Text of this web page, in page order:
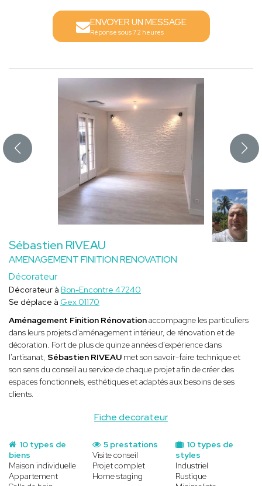
ENVOYER UN MESSAGE
Réponse sous 72 heures
Sébastien RIVEAU
AMENAGEMENT FINITION RENOVATION
Décorateur
Fiche decorateur
Décorateur à Bon-Encontre 47240
Se déplace à Gex 01170
Aménagement Finition Rénovationaccompagne les particuliers
dans leurs projets d'aménagement intérieur, de rénovation et de
décoration. Fort de plus de quinze années d'expérience dans
l'artisanat, Sébastien RIVEAU met son savoir-faire technique et
son sens du conseil au service de chaque projet afin de créer des
espaces fonctionnels, esthétiques et adaptés aux besoins de ses
clients.
10 types de
biens
Maison individuelle
Appartement
10 types de
styles
Industriel
Rustique
5 prestations
Visite conseil
Projet complet
Home staging